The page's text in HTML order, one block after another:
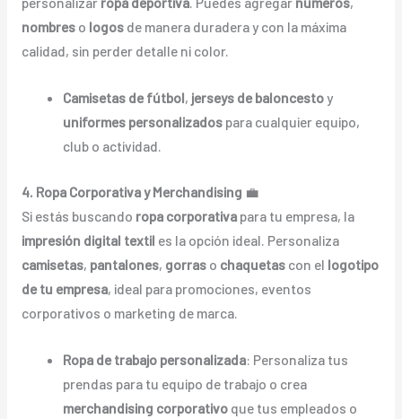
nombreso logosde manera duradera y con la máxima
calidad, sin perder detalle ni color.
Camisetas de fútbol, jerseys de baloncestoy
uniformes personalizados para cualquier equipo,
club o actividad.
4. Ropa Corporativa y Merchandising 💼
Si estás buscando ropa corporativapara tu empresa, la
impresión digital textil es la opción ideal. Personaliza
camisetas, pantalones, gorraso chaquetascon el logotipo
de tu empresa, ideal para promociones, eventos
corporativos o marketing de marca.
Ropa de trabajo personalizada: Personaliza tus
prendas para tu equipo de trabajo o crea
merchandising corporativo que tus empleados o